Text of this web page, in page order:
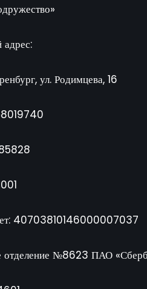
ул. Родимцева, 16
40703810146000007037
отделение №8623 ПАО